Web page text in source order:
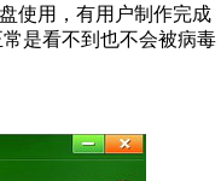
使用，有用户制作完成
是看不到也不会被病毒